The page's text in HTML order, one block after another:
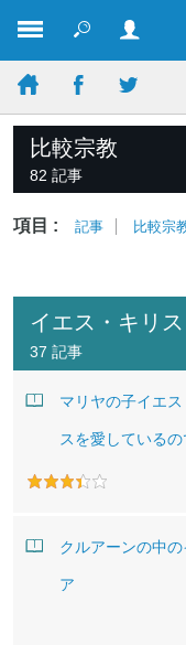
比較宗教
82 記事
項目 : 記事
比較宗
イエス・キリス
37 記事
マリヤの子イエ
スを愛しているの
クルアーンの中
ア